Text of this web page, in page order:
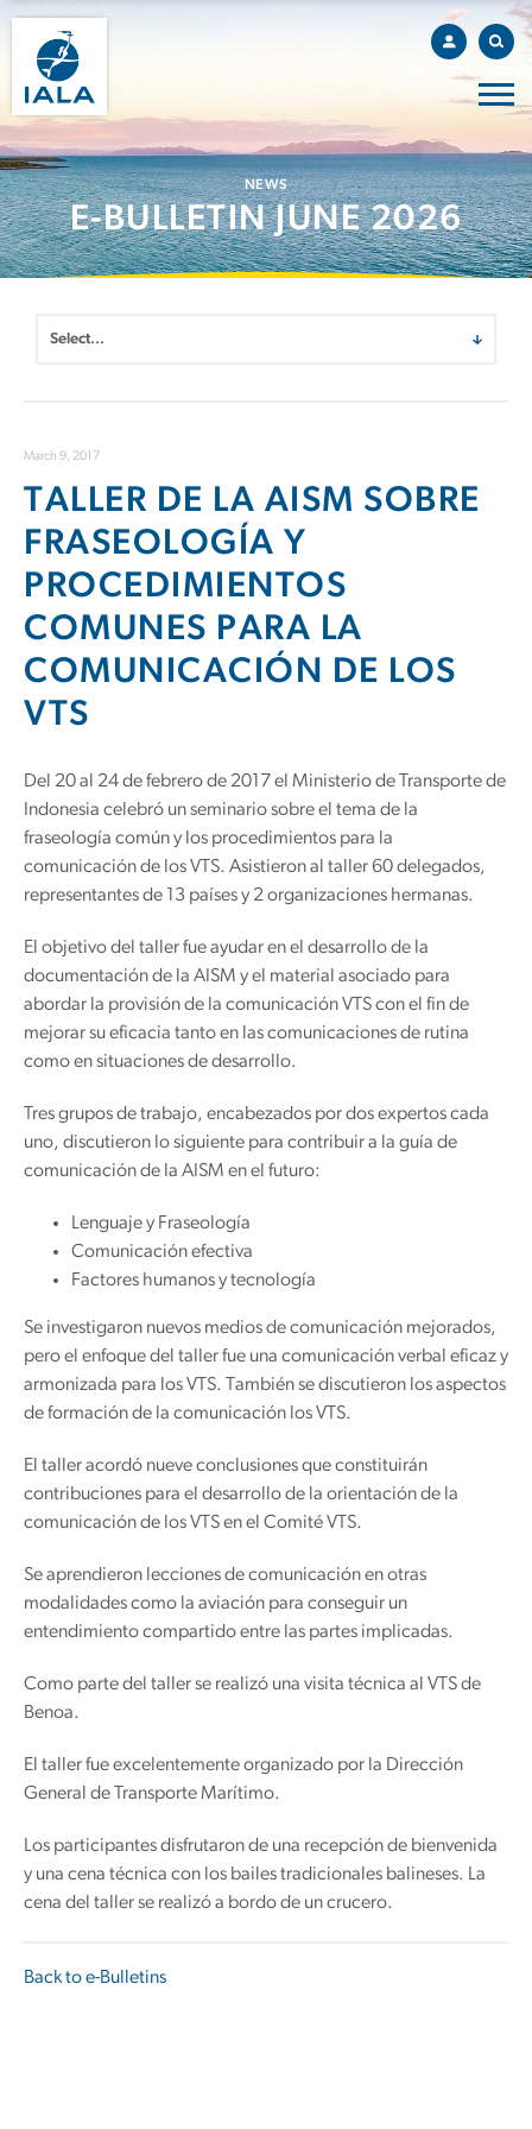
NEWS
E-BULLETIN JUNE 2026
March 9, 2017
TALLER DE LA AISM SOBRE
FRASEOLOGÍA Y
PROCEDIMIENTOS
COMUNES PARA LA
COMUNICACIÓN DE LOS
VTS
Del 20 al 24 de febrero de 2017 el Ministerio de Transporte de
Indonesia celebró un seminario sobre el tema de la
fraseología común y los procedimientos para la
comunicación de los VTS. Asistieron al taller 60 delegados,
representantes de 13 países y 2 organizaciones hermanas.
El objetivo del taller fue ayudar en el desarrollo de la
documentación de la AISM y el material asociado para
abordar la provisión de la comunicación VTS con el fin de
mejorar su eficacia tanto en las comunicaciones de rutina
como en situaciones de desarrollo.
Tres grupos de trabajo, encabezados por dos expertos cada
uno, discutieron lo siguiente para contribuir a la guía de
comunicación de la AISM en el futuro:
Lenguaje y Fraseología
Comunicación efectiva
Factores humanos y tecnología
Se investigaron nuevos medios de comunicación mejorados,
pero el enfoque del taller fue una comunicación verbal eficaz y
armonizada para los VTS. También se discutieron los aspectos
de formación de la comunicación los VTS.
El taller acordó nueve conclusiones que constituirán
contribuciones para el desarrollo de la orientación de la
comunicación de los VTS en el Comité VTS.
Se aprendieron lecciones de comunicación en otras
modalidades como la aviación para conseguir un
entendimiento compartido entre las partes implicadas.
Como parte del taller se realizó una visita técnica al VTS de
Benoa.
El taller fue excelentemente organizado por la Dirección
General de Transporte Marítimo.
Los participantes disfrutaron de una recepción de bienvenida
y una cena técnica con los bailes tradicionales balineses. La
cena del taller se realizó a bordo de un crucero.
Back to e-Bulletins